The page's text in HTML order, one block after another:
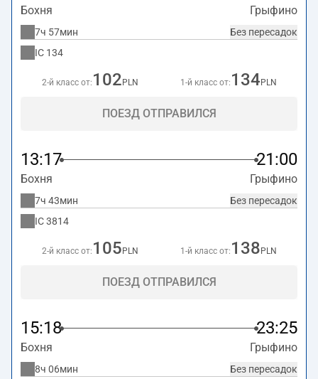
Бохня Грыфино
Без пересадок
7ч 57мин
IC 134
2-й класс от: 102 PLN 1-й класс от: 134 PLN
ПОЕЗД ОТПРАВИЛСЯ
13:17 21:00
Бохня Грыфино
Без пересадок
7ч 43мин
IC3814
2-й класс от: 105 PLN 1-й класс от: 138 PLN
ПОЕЗД ОТПРАВИЛСЯ
15:18 23:25
Бохня Грыфино
Без пересадок
8ч 06мин